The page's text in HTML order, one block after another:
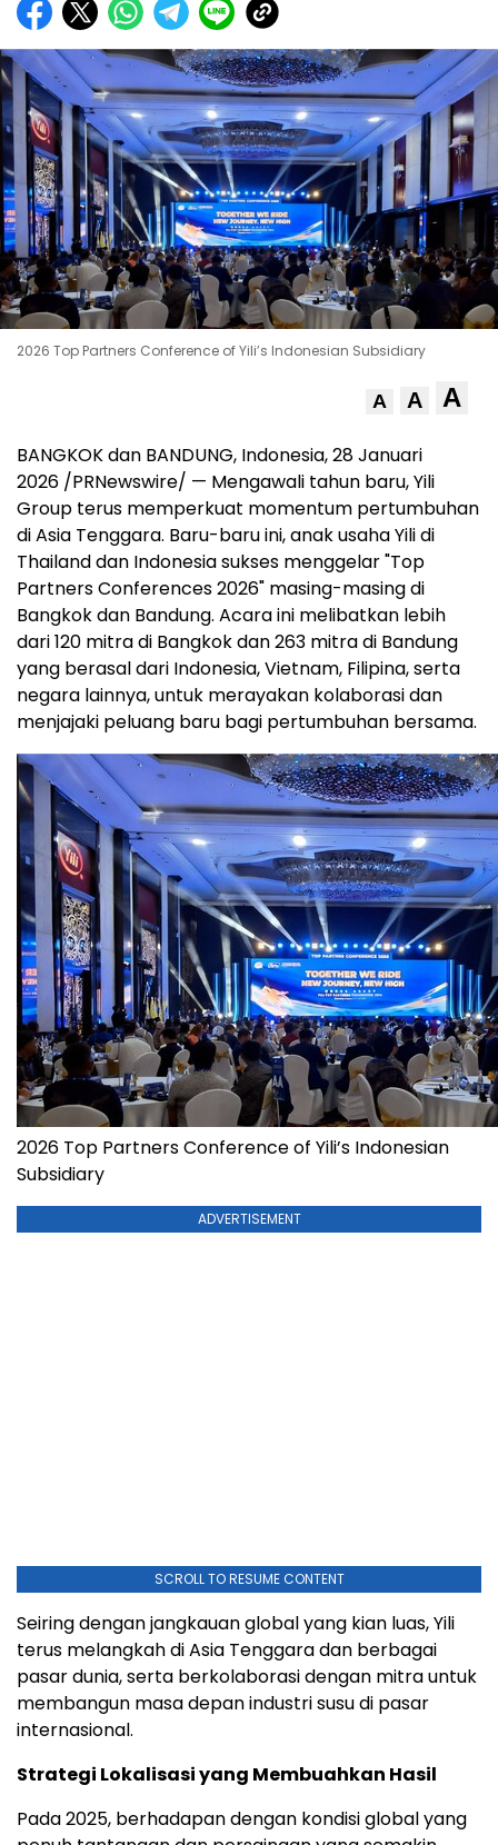
2026 Top Partners Conference of Yili’s Indonesian Subsidiary
A A A
BANGKOK dan BANDUNG, Indonesia, 28 Januari
2026 /PRNewswire/ — Mengawali tahun baru, Yili
Group terus memperkuat momentum pertumbuhan
di Asia Tenggara. Baru-baru ini, anak usaha Yili di
Thailand dan Indonesia sukses menggelar "Top
Partners Conferences 2026" masing-masing di
Bangkok dan Bandung. Acara ini melibatkan lebih
dari 120 mitra di Bangkok dan 263 mitra di Bandung
yang berasal dari Indonesia, Vietnam, Filipina, serta
negara lainnya, untuk merayakan kolaborasi dan
menjajaki peluang baru bagi pertumbuhan bersama.
2026 Top Partners Conference of Yili’s Indonesian
Subsidiary
ADVERTISEMENT
SCROLL TO RESUME CONTENT
Seiring dengan jangkauan global yang kian luas, Yili
terus melangkah di Asia Tenggara dan berbagai
pasar dunia, serta berkolaborasi dengan mitra untuk
membangun masa depan industri susu di pasar
internasional.
Strategi Lokalisasi yang Membuahkan Hasil
Pada 2025, berhadapan dengan kondisi global yang